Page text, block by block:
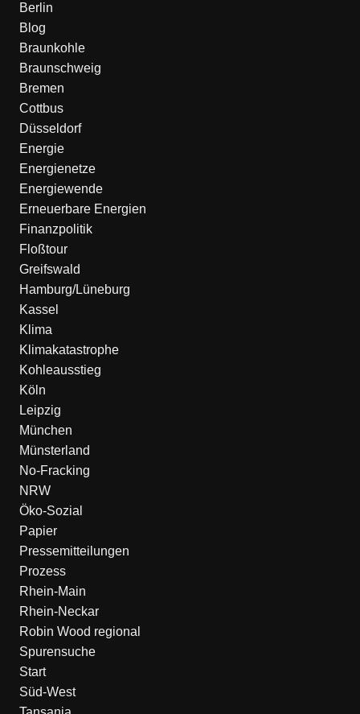
Berlin
Blog
Braunkohle
Braunschweig
Bremen
Cottbus
Düsseldorf
Energie
Energienetze
Energiewende
Erneuerbare Energien
Finanzpolitik
Floßtour
Greifswald
Hamburg/Lüneburg
Kassel
Klima
Klimakatastrophe
Kohleausstieg
Köln
Leipzig
München
Münsterland
No-Fracking
NRW
Öko-Sozial
Papier
Pressemitteilungen
Prozess
Rhein-Main
Rhein-Neckar
Robin Wood regional
Spurensuche
Start
Süd-West